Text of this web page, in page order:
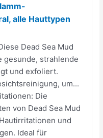
alle Hauttypen
Dead Sea Mud
gesunde, strahlende
und exfoliert.
um...
Die
von Dead Sea Mud
und
Ideal für